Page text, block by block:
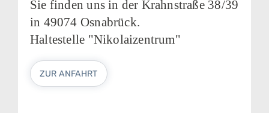
Sie finden uns in der Krahnstraße 38/39
in 49074 Osnabrück.
Haltestelle "Nikolaizentrum"
ZUR ANFAHRT